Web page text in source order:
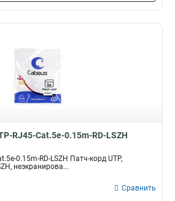
RJ45-Cat.5e-0.15m-RD-LSZH
0.15m-RD-LSZH Патч-корд UTP,
неэкранирова...
Сравнить